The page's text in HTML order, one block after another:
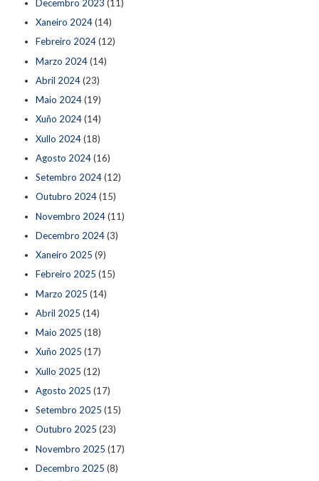
Decembro 2023 (11)
Xaneiro 2024(14)
Febreiro 2024(12)
Marzo 2024(14)
Abril 2024(23)
Maio 2024(19)
Xuño 2024(14)
Xullo 2024(18)
Agosto 2024(16)
Setembro 2024(12)
Outubro 2024(15)
Novembro 2024(11)
Decembro 2024(3)
Xaneiro 2025 (9)
Febreiro 2025 (15)
Marzo 2025 (14)
Abril 2025 (14)
Maio 2025 (18)
Xuño 2025 (17)
Xullo 2025 (12)
Agosto 2025 (17)
Setembro 2025 (15)
Outubro 2025 (23)
Novembro 2025 (17)
Decembro 2025 (8)